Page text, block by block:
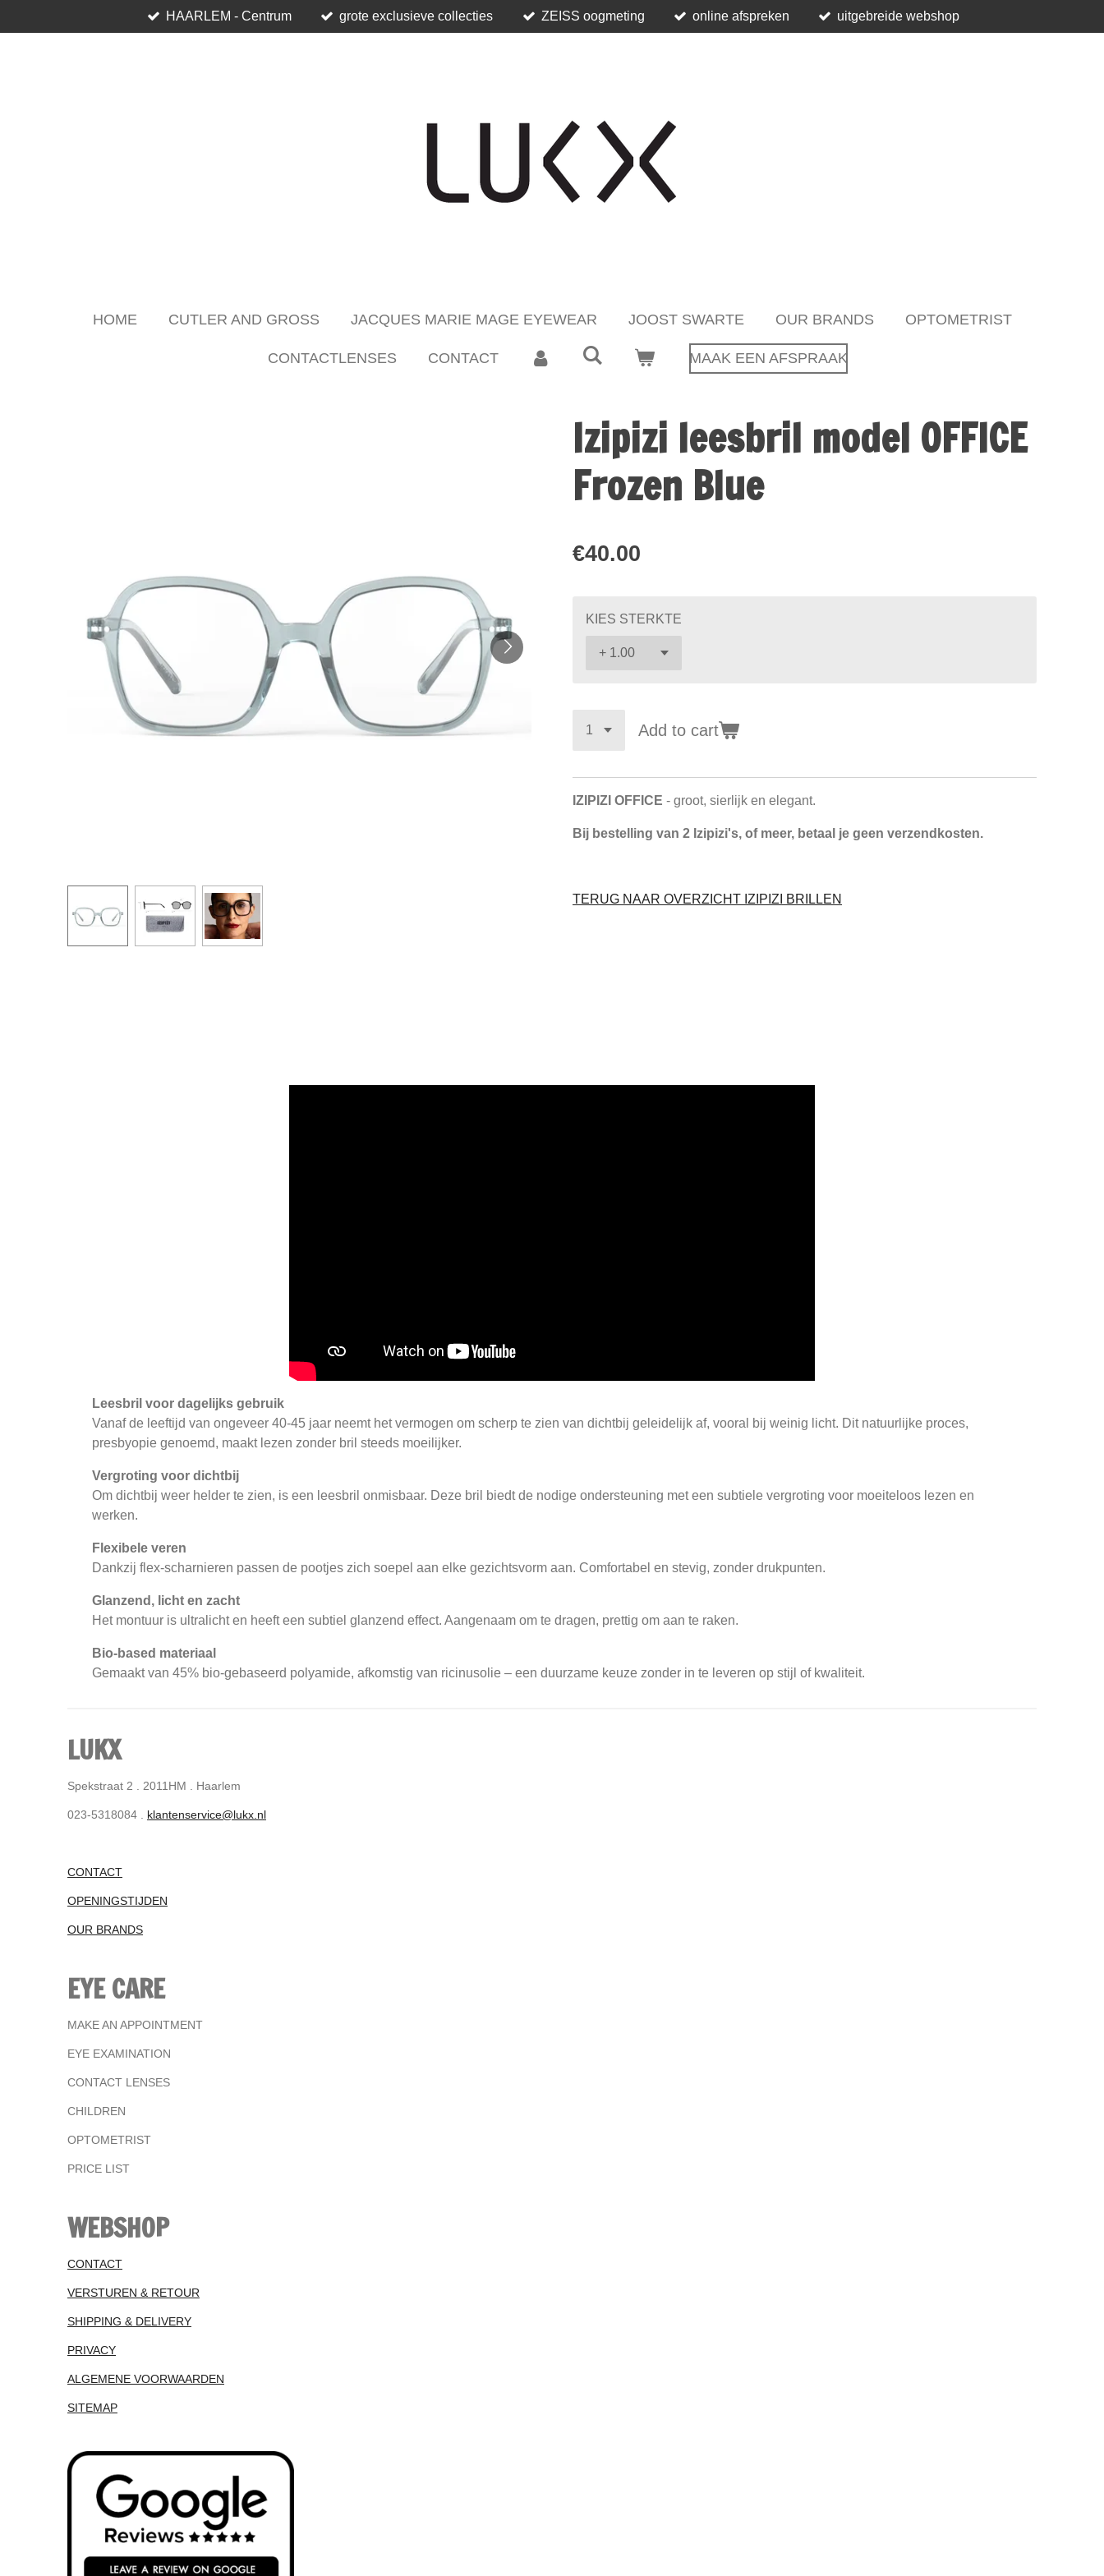
to
HAARLEM - Centrum grote exclusieve collecties ZEISS oogmeting online afspreken uitgebreide webshop
HOME CUTLER AND GROSS JACQUES MARIE MAGE EYEWEAR JOOST SWARTE OUR BRANDS OPTOMETRIST
CONTACTLENSES CONTACT MAAK EEN AFSPRAAK
Izipizi leesbril model OFFICE
Frozen Blue
€40.00
KIES STERKTE
Add to cart
IZIPIZI OFFICE - groot, sierlijk en elegant.
Bij bestelling van 2 Izipizi's, of meer, betaal je geen verzendkosten.
TERUG NAAR OVERZICHT IZIPIZI BRILLEN
Leesbril voor dagelijks gebruik
Vanaf de leeftijd van ongeveer 40-45 jaar neemt het vermogen om scherp te zien van dichtbij geleidelijk af, vooral bij weinig licht. Dit natuurlijke proces,
presbyopie genoemd, maakt lezen zonder bril steeds moeilijker.
Vergroting voor dichtbij
Om dichtbij weer helder te zien, is een leesbril onmisbaar. Deze bril biedt de nodige ondersteuning met een subtiele vergroting voor moeiteloos lezen en
werken.
Flexibele veren
Dankzij flex-scharnieren passen de pootjes zich soepel aan elke gezichtsvorm aan. Comfortabel en stevig, zonder drukpunten.
Glanzend, licht en zacht
Het montuur is ultralicht en heeft een subtiel glanzend effect. Aangenaam om te dragen, prettig om aan te raken.
Bio-based materiaal
Gemaakt van 45% bio-gebaseerd polyamide, afkomstig van ricinusolie – een duurzame keuze zonder in te leveren op stijl of kwaliteit.
LUKX
Spekstraat 2 . 2011HM . Haarlem
023-5318084 . klantenservice@lukx.nl
CONTACT
OPENINGSTIJDEN
OUR BRANDS
EYE CARE
MAKE AN APPOINTMENT
EYE EXAMINATION
CONTACT LENSES
CHILDREN
OPTOMETRIST
PRICE LIST
WEBSHOP
CONTACT
VERSTUREN & RETOUR
SHIPPING & DELIVERY
PRIVACY
ALGEMENE VOORWAARDEN
SITEMAP